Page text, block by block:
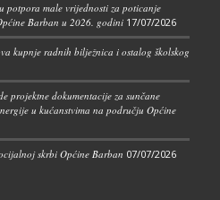
potpora male vrijednosti za poticanje
Barban u 2026. godini 17/07/2026
kupnje radnih bilježnica i ostalog školskog
projektne dokumentacije za sunčane
u kućanstvima na području Općine
skrbi Općine Barban 07/07/2026